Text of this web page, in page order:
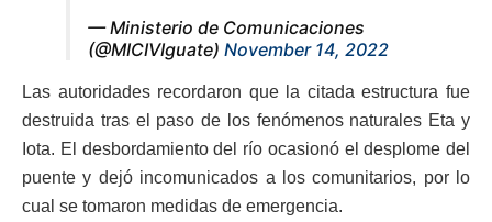
— Ministerio de Comunicaciones
(@MICIVIguate) November 14, 2022
Las autoridades recordaron que la citada estructura fue
destruida tras el paso de los fenómenos naturales Eta y
Iota. El desbordamiento del río ocasionó el desplome del
puente y dejó incomunicados a los comunitarios, por lo
cual se tomaron medidas de emergencia.